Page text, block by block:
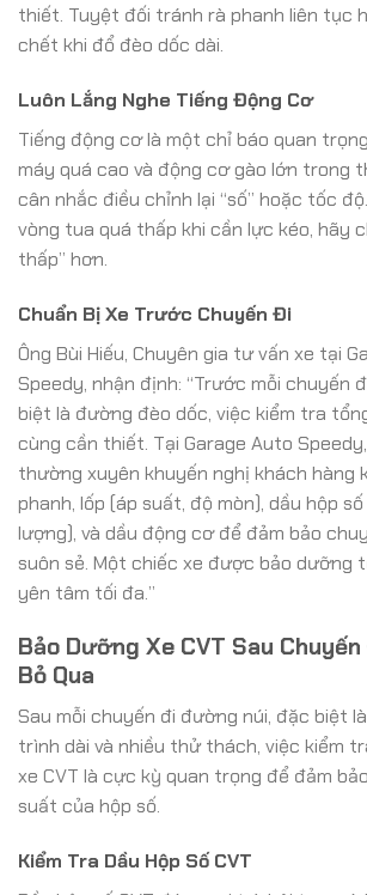
thiết. Tuyệt đối tránh rà phanh liên tục
chết khi đổ đèo dốc dài.
Luôn Lắng Nghe Tiếng Động Cơ
Tiếng động cơ là một chỉ báo quan
máy quá cao và động cơ gào lớn trong
cân nhắc điều chỉnh lại “số” hoặc tốc
vòng tua quá thấp khi cần lực kéo, hãy
thấp” hơn.
Chuẩn Bị Xe Trước Chuyến Đi
Ông Bùi Hiếu, Chuyên gia tư vấn xe tại
Speedy, nhận định: “Trước mỗi chuyến
biệt là đường đèo dốc, việc kiểm tra
cùng cần thiết. Tại Garage Auto
thường xuyên khuyến nghị khách hàng
phanh, lốp (áp suất, độ mòn), dầu hộp
lượng), và dầu động cơ để đảm bảo
suôn sẻ. Một chiếc xe được bảo dưỡng
yên tâm tối đa.”
Bảo Dưỡng Xe CVT Sau
Bỏ Qua
Sau mỗi chuyến đi đường núi, đặc biệt
trình dài và nhiều thử thách, việc kiểm
xe CVT là cực kỳ quan trọng để đảm
suất của hộp số.
Kiểm Tra Dầu Hộp Số CVT